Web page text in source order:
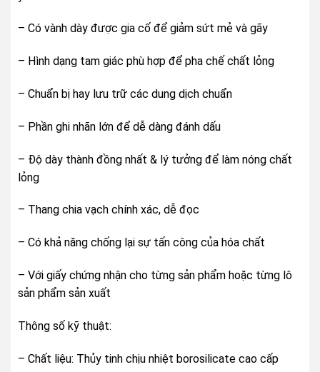
– Có vành dày được gia cố để giảm sứt mẻ và gãy
– Hình dạng tam giác phù hợp để pha chế chất lỏng
– Chuẩn bị hay lưu trữ các dung dịch chuẩn
– Phần ghi nhãn lớn để dễ dàng đánh dấu
– Độ dày thành đồng nhất & lý tưởng để làm nóng chất
lỏng
– Thang chia vạch chính xác, dễ đọc
– Có khả năng chống lại sự tấn công của hóa chất
– Với giấy chứng nhận cho từng sản phẩm hoặc từng lô
sản phẩm sản xuất
Thông số kỹ thuật:
– Chất liệu: Thủy tinh chịu nhiệt borosilicate cao cấp